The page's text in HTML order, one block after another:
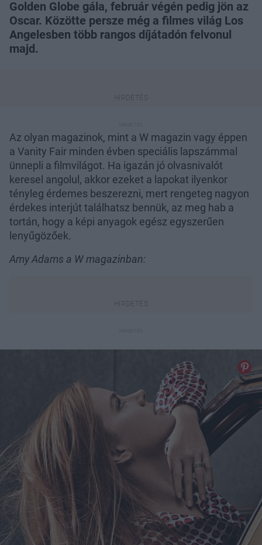
Golden Globe gála, február végén pedig jön az
Oscar. Közötte persze még a filmes világ Los
Angelesben több rangos díjátadón felvonul
majd.
Az olyan magazinok, mint a W magazin vagy éppen
a Vanity Fair minden évben speciális lapszámmal
ünnepli a filmvilágot. Ha igazán jó olvasnivalót
keresel angolul, akkor ezeket a lapokat ilyenkor
tényleg érdemes beszerezni, mert rengeteg nagyon
érdekes interjút találhatsz bennük, az meg hab a
tortán, hogy a képi anyagok egész egyszerűen
lenyűgözőek.
Amy Adams a W magazinban: